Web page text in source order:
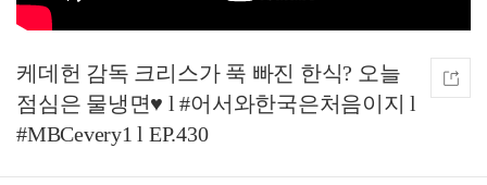
케데헌 감독 크리스가 푹 빠진 한식? 오늘
점심은 물냉면♥ l #어서와한국은처음이지 l
#MBCevery1 l EP.430